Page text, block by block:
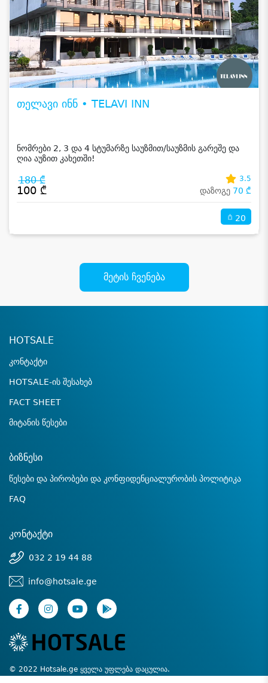
თელავი ინნ • TELAVI INN
ნომრები 2, 3 და 4 სტუმარზე საუზმით/საუზმის გარეშე და
ღია აუზით კახეთში!
180 ₾
100 ₾
3.5
დაზოგე 70 ₾
20
მეტის ჩვენება
HOTSALE
კონტაქტი
HOTSALE-ის შესახებ
FACT SHEET
მიტანის წესები
ბიზნესი
წესები და პირობები და კონფიდენციალურობის პოლიტიკა
FAQ
კონტაქტი
032 2 19 44 88
info@hotsale.ge
© 2022 Hotsale.ge ყველა უფლება დაცულია.